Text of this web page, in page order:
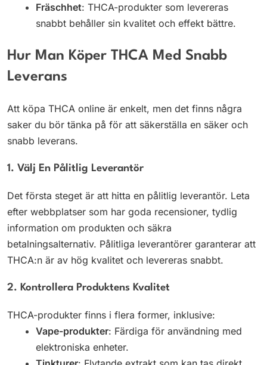
Fräschhet: THCA-produkter som levereras
snabbt behåller sin kvalitet och effekt bättre.
Hur Man Köper THCA Med Snabb
Leverans
Att köpa THCA online är enkelt, men det finns några
saker du bör tänka på för att säkerställa en säker och
snabb leverans.
1. Välj En Pålitlig Leverantör
Det första steget är att hitta en pålitlig leverantör. Leta
efter webbplatser som har goda recensioner, tydlig
information om produkten och säkra
betalningsalternativ. Pålitliga leverantörer garanterar att
THCA:n är av hög kvalitet och levereras snabbt.
2. Kontrollera Produktens Kvalitet
THCA-produkter finns i flera former, inklusive:
Vape-produkter: Färdiga för användning med
elektroniska enheter.